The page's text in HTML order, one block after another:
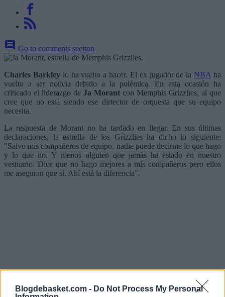
Blogdebasket.com - Do Not Process My Personal
Go to comments seciton
Charles Barkleylo ha vuelto a hacer. El ex jugador de la NBA ha
vuelto a ser noticia debido a la polémica. En esta ocasión ha
criticado el liderazgo de Ja Morant con Memphis Grizzlies, al que
cree que no está siendo ese dirtector de orquesta que su equipo
necesita.
La respuesta de Morant no ha tardado en llegar. En sus últimas
declaraciones, la estrella de los Grizzlies ha dicho lo siguiente:
"Salvo mis compañeros de equipo, nadie puede decirme lo que hago
y lo que no. Y menos alguien que jamás ha estado en nuestro
vestuario. Dice que no hago mejores a mis compañeros pero ellos
me aseguran que sí. Ahí está la diferencia".